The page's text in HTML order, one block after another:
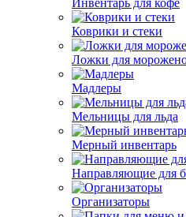
Инвентарь для кофе
Коврики и стеки
Ложки для
Мадлеры
Мельницы для льда
Мерный инвентарь
Направляющие для
Организаторы